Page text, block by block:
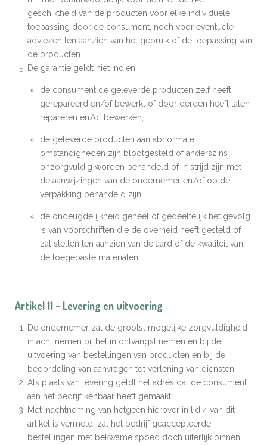
geschiktheid van de producten voor elke individuele
toepassing door de consument, noch voor eventuele
adviezen ten aanzien van het gebruik of de toepassing van
de producten.
De garantie geldt niet indien:
de consument de geleverde producten zelf heeft
gerepareerd en/of bewerkt of door derden heeft laten
repareren en/of bewerken;
de geleverde producten aan abnormale
omstandigheden zijn blootgesteld of anderszins
onzorgvuldig worden behandeld of in strijd zijn met
de aanwijzingen van de ondernemer en/of op de
verpakking behandeld zijn;
de ondeugdelijkheid geheel of gedeeltelijk het gevolg
is van voorschriften die de overheid heeft gesteld of
zal stellen ten aanzien van de aard of de kwaliteit van
de toegepaste materialen.
Artikel 11 - Levering en uitvoering
De ondernemer zal de grootst mogelijke zorgvuldigheid
in acht nemen bij het in ontvangst nemen en bij de
uitvoering van bestellingen van producten en bij de
beoordeling van aanvragen tot verlening van diensten.
Als plaats van levering geldt het adres dat de consument
aan het bedrijf kenbaar heeft gemaakt.
Met inachtneming van hetgeen hierover in lid 4 van dit
artikel is vermeld, zal het bedrijf geaccepteerde
bestellingen met bekwame spoed doch uiterlijk binnen